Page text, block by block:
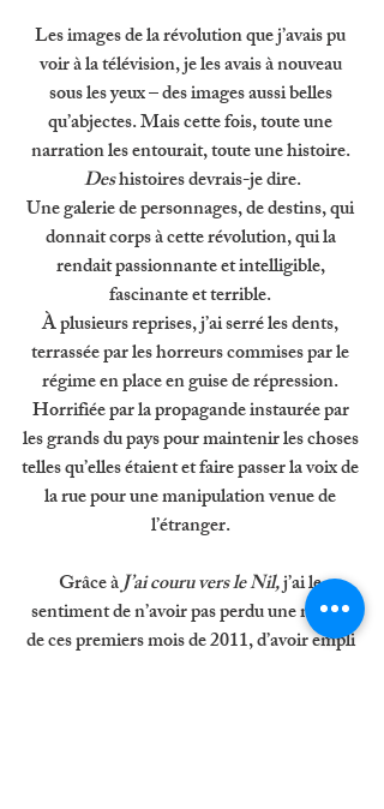
Les images de la révolution que j’avais pu
voir à la télévision, je les avais à nouveau
sous les yeux – des images aussi belles
qu’abjectes. Mais cette fois, toute une
narration les entourait, toute une histoire.
Des histoires devrais-je dire.
Une galerie de personnages, de destins, qui
donnait corps à cette révolution, qui la
rendait passionnante et intelligible,
fascinante et terrible.
À plusieurs reprises, j’ai serré les dents,
terrassée par les horreurs commises par le
régime en place en guise de répression.
Horrifiée par la propagande instaurée par
les grands du pays pour maintenir les choses
telles qu’elles étaient et faire passer la voix de
la rue pour une manipulation venue de
l’étranger.
Grâce à J’ai couru vers le Nil, j’ai le
sentiment de n’avoir pas perdu une miette
de ces premiers mois de 2011, d’avoir empli